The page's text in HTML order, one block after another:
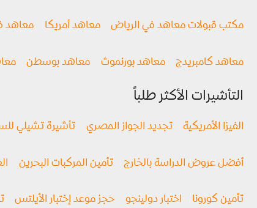
مكتب قبولات معاهد في الرياض معاهد أمريكا معاهد
معاهد كامبريدج معاهد بورنموث معاهد بوسطن
التأشيرات الأكثر طلباً
الفيزا الأمريكية تجديد الجواز المصري تأشيرة تشيلي
أفضل عروض الدراسة بالخارج تأمين المركبات البحرين
تأمين كورونا اختبار دولينجو حجز موعد إختبار الأيلتس